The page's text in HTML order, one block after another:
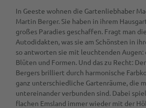
n
d
e
.
J
P
G
In Geeste wohnen die Gartenliebhaber
Martin Berger. Sie haben in ihrem
großes Paradies geschaffen. Fragt man
Autodidakten, was sie am Schönsten in
so antworten sie mit leuchtenden
Blüten und Formen. Und das zu Recht:
Bergers brilliert durch harmonische
ganz unterschiedliche Gartenräume, die
untereinander verbunden sind. Dabei
flachen Emsland immer wieder mit der